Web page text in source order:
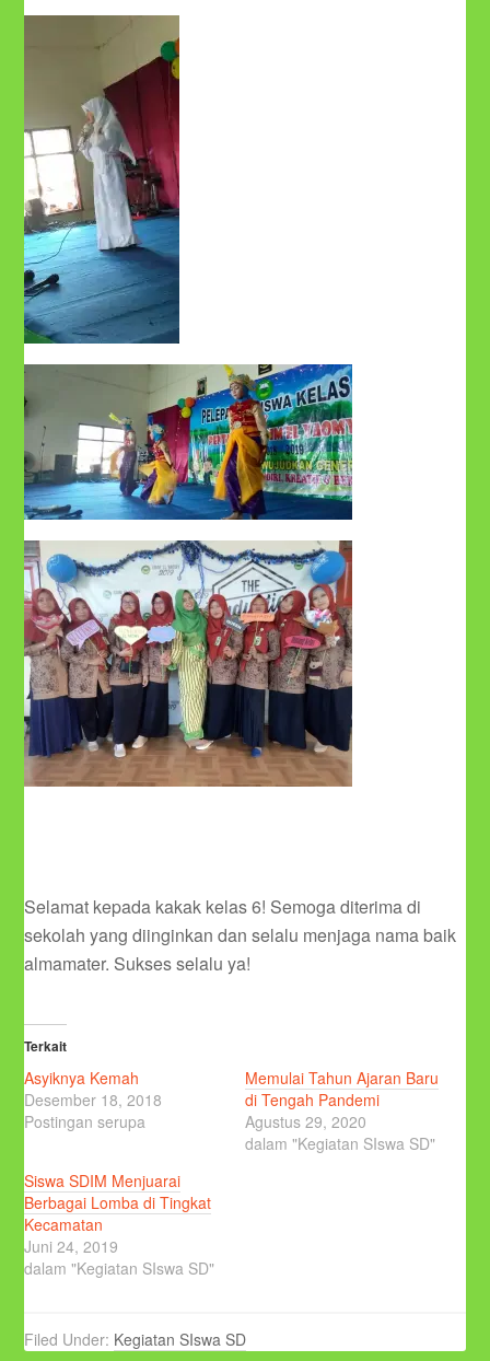
Selamat kepada kakak kelas 6! Semoga diterima di
sekolah yang diinginkan dan selalu menjaga nama baik
almamater. Sukses selalu ya!
Terkait
Asyiknya Kemah
Desember 18, 2018
Postingan serupa
Memulai Tahun Ajaran Baru
di Tengah Pandemi
Agustus 29, 2020
dalam "Kegiatan SIswa SD"
Siswa SDIM Menjuarai
Berbagai Lomba di Tingkat
Kecamatan
Juni 24, 2019
dalam "Kegiatan SIswa SD"
Filed Under: Kegiatan SIswa SD